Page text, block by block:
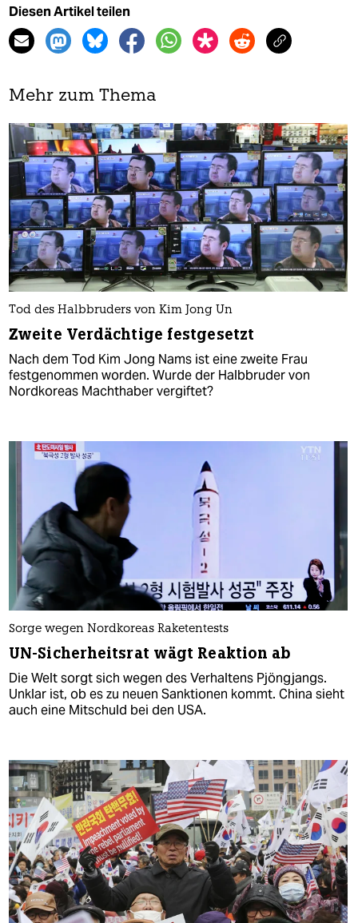
Diesen Artikel teilen
Mehr zum Thema
Tod des Halbbruders von Kim Jong Un
Zweite Verdächtige festgesetzt
Nach dem Tod Kim Jong Nams ist eine zweite Frau
festgenommen worden. Wurde der Halbbruder von
Nordkoreas Machthaber vergiftet?
Sorge wegen Nordkoreas Raketentests
UN-Sicherheitsrat wägt Reaktion ab
Die Welt sorgt sich wegen des Verhaltens Pjöngjangs.
Unklar ist, ob es zu neuen Sanktionen kommt. China sieht
auch eine Mitschuld bei den USA.